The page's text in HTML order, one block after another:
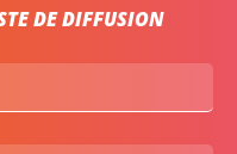
DE DIFFUSION